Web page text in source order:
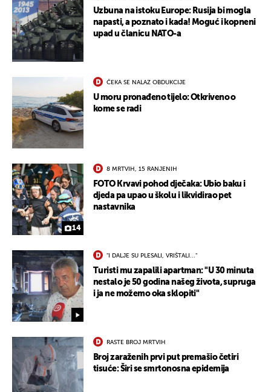
Uzbuna na istoku Europe: Rusija bi mogla
napasti, a poznato i kada! Moguć i kopneni
upad u članicu NATO-a
ČEKA SE NALAZ OBDUKCIJE
U moru pronađeno tijelo: Otkriveno o
kome se radi
14
8 MRTVIH, 15 RANJENIH
FOTO Krvavi pohod dječaka: Ubio baku i
djeda pa upao u školu i likvidirao pet
nastavnika
"I DALJE SU PLESALI, VRIŠTALI..."
Turisti mu zapalili apartman: "U 30 minuta
nestalo je 50 godina našeg života, supruga
i ja ne možemo oka sklopiti"
RASTE BROJ MRTVIH
Broj zaraženih prvi put premašio četiri
tisuće: Širi se smrtonosna epidemija